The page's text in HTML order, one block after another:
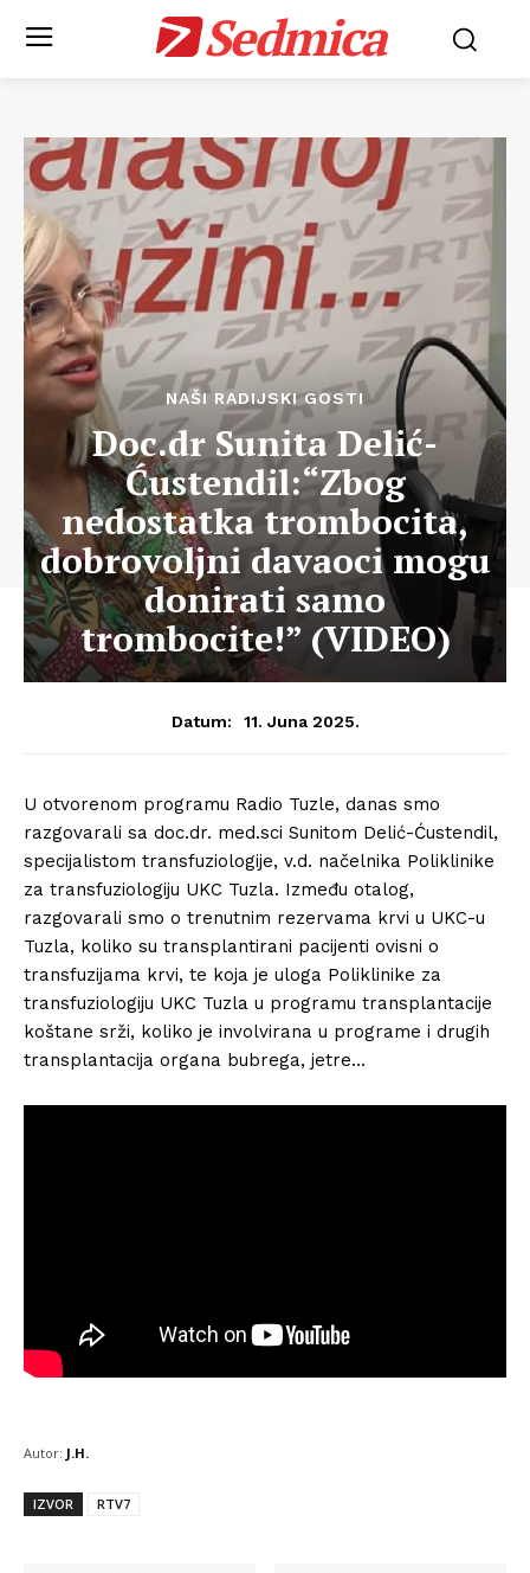
Sedmica
NAŠI RADIJSKI GOSTI
Doc.dr Sunita Delić-
Ćustendil:“Zbog
nedostatka trombocita,
dobrovoljni davaoci mogu
donirati samo
trombocite!” (VIDEO)
Datum: 11. Juna 2025.
U otvorenom programu Radio Tuzle, danas smo
razgovarali sa doc.dr. med.sci Sunitom Delić-Ćustendil,
specijalistom transfuziologije, v.d. načelnika Poliklinike
za transfuziologiju UKC Tuzla. Između otalog,
razgovarali smo o trenutnim rezervama krvi u UKC-u
Tuzla, koliko su transplantirani pacijenti ovisni o
transfuzijama krvi, te koja je uloga Poliklinike za
transfuziologiju UKC Tuzla u programu transplantacije
koštane srži, koliko je involvirana u programe i drugih
transplantacija organa bubrega, jetre…
Autor: J.H.
IZVOR RTV7